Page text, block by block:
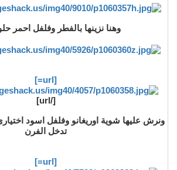
وهنا نزينها بالفطر وفلفل احمر
[url=]
[/url]
ونرش عليها شوية اوريغانو وفلفل اسود
تدخل الفرن
[url=]